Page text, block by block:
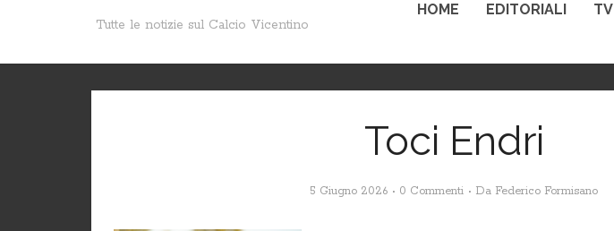
Tutte le notizie sul Calcio Vicentino
HOME EDITORIALI TV
Toci Endri
5 Giugno 2026 0 Commenti Da Federico Formisano